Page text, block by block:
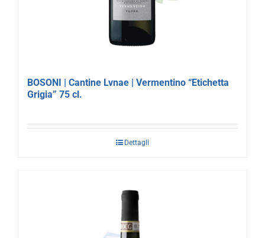
BOSONI | Cantine Lvnae | Vermentino “Etichetta
Grigia” 75 cl.
Dettagli